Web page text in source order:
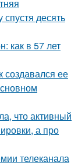
десять
как в 57 лет
создавался ее
что активный
а про
телеканала